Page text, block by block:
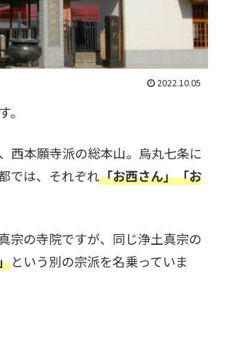
2022.10.05
。
西本願寺派の総本山。烏丸七条に
では、それぞれ「お西さん」「お
宗の寺院ですが、同じ浄土真宗の
という別の宗派を名乗っていま